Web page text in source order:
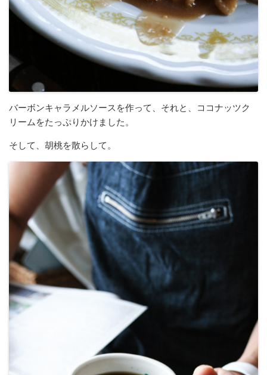
バーボンキャラメルソースを作って、それと、ココナッツク
リームをたっぷりかけました。
そして、胡桃を散らして。